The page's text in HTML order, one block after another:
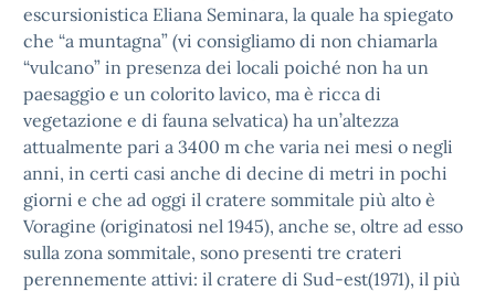
escursionistica Eliana Seminara, la quale ha spiegato
che “a muntagna” (vi consigliamo di non chiamarla
“vulcano” in presenza dei locali poiché non ha un
paesaggio e un colorito lavico, ma è ricca di
vegetazione e di fauna selvatica) ha un’altezza
attualmente pari a 3400 m che varia nei mesi o negli
anni, in certi casi anche di decine di metri in pochi
giorni e che ad oggi il cratere sommitale più alto è
Voragine (originatosi nel 1945), anche se, oltre ad esso
sulla zona sommitale, sono presenti tre crateri
perennemente attivi: il cratere di Sud-est(1971), il più